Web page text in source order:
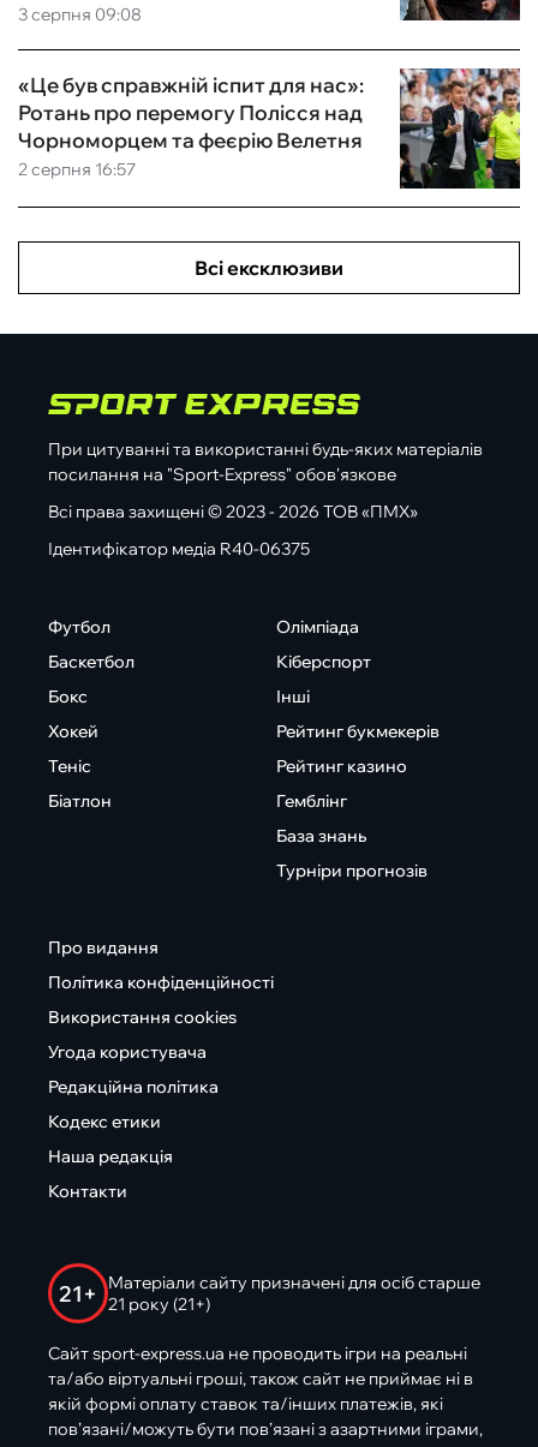
3 серпня 09:08
2 серпня 16:57
«Це був справжній іспит для нас»:
Ротань про перемогу Полісся над
Чорноморцем та феєрію Велетня
Всі ексклюзиви
При цитуванні та використанні будь-яких матеріалів
посилання на "Sport-Express" обов'язкове
Всі права захищені © 2023 - 2026 ТОВ «ПМХ»
Ідентифікатор медіа R40-06375
Футбол
Баскетбол
Бокс
Хокей
Теніс
Біатлон
Олімпіада
Кіберспорт
Інші
Рейтинг букмекерів
Рейтинг казино
Гемблінг
База знань
Турніри прогнозів
Про видання
Політика конфіденційності
Використання cookies
Угода користувача
Редакційна політика
Кодекс етики
Наша редакція
Контакти
21+
Матеріали сайту призначені для осіб старше
21 року (21+)
Сайт sport-express.ua не проводить ігри на реальні
та/або віртуальні гроші, також сайт не приймає ні в
якій формі оплату ставок та/інших платежів, які
пов’язані/можуть бути пов’язані з азартними іграми,